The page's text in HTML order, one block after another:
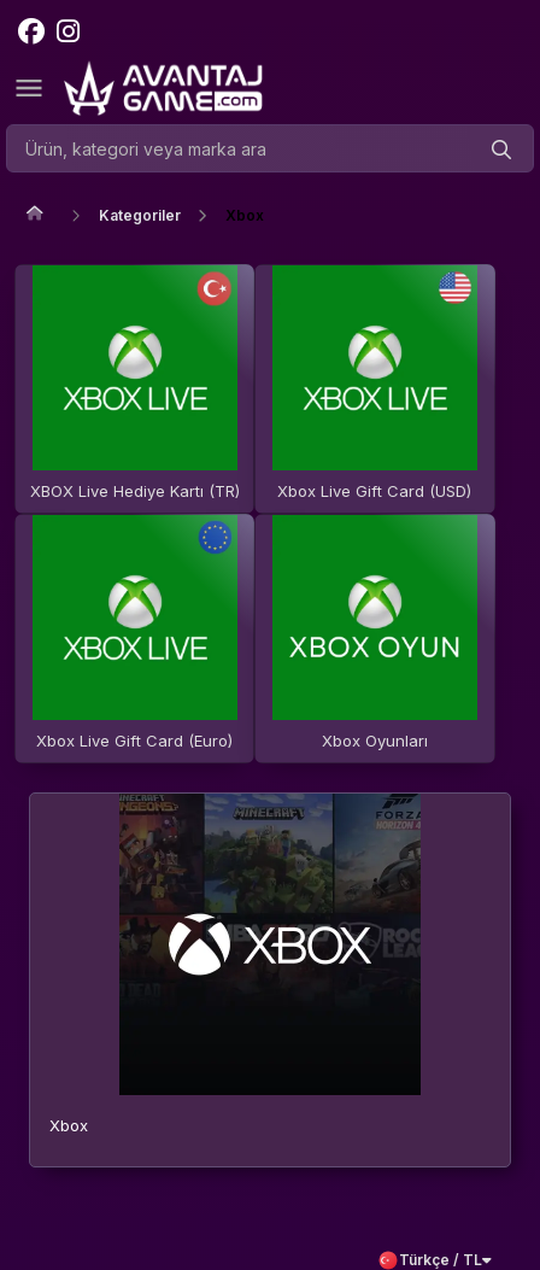
Kategoriler Xbox
XBOX Live Hediye Kartı (TR) Xbox Live Gift Card (USD)
Xbox Live Gift Card (Euro) Xbox Oyunları
Xbox
Türkçe / TL